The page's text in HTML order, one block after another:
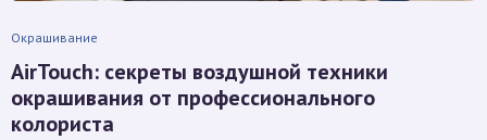
Окрашивание
AirTouch: секреты воздушной техники
окрашивания от профессионального
колориста